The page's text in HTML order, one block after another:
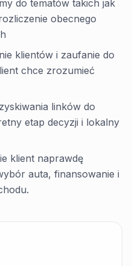
do tematów takich jak
obecnego
klientów i zaufanie do
chce zrozumieć
linków do
etap decyzji i lokalny
klient naprawdę
auta, finansowanie i